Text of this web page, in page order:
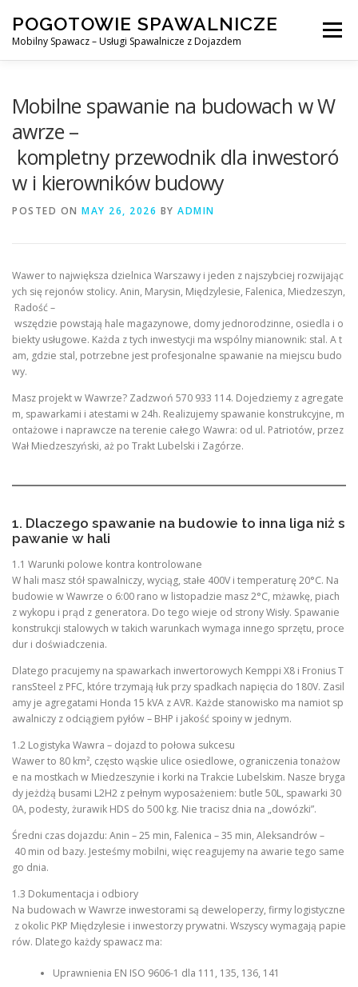
content
POGOTOWIE SPAWALNICZE
Mobilny Spawacz – Usługi Spawalnicze z Dojazdem
Menu
SPAWANIE MIG/MAG (GMAW) NASZE USŁUGI
KONTAKT
Mobilne spawanie na budowach w W
awrze –
kompletny przewodnik dla inwestoró
w i kierowników budowy
POSTED ON MAY 26, 2026 BY ADMIN
Wawer to największa dzielnica Warszawy i jeden z najszybciej rozwijając
ych się rejonów stolicy. Anin, Marysin, Międzylesie, Falenica, Miedzeszyn,
Radość –
wszędzie powstają hale magazynowe, domy jednorodzinne, osiedla i o
biekty usługowe. Każda z tych inwestycji ma wspólny mianownik: stal. A t
am, gdzie stal, potrzebne jest profesjonalne spawanie na miejscu budo
wy.
Masz projekt w Wawrze? Zadzwoń 570 933 114. Dojedziemy z agregate
m, spawarkami i atestami w 24h. Realizujemy spawanie konstrukcyjne, m
ontażowe i naprawcze na terenie całego Wawra: od ul. Patriotów, przez
Wał Miedzeszyński, aż po Trakt Lubelski i Zagórze.
1. Dlaczego spawanie na budowie to inna liga niż s
pawanie w hali
1.1 Warunki polowe kontra kontrolowane
W hali masz stół spawalniczy, wyciąg, stałe 400V i temperaturę 20°C. Na
budowie w Wawrze o 6:00 rano w listopadzie masz 2°C, mżawkę, piach
z wykopu i prąd z generatora. Do tego wieje od strony Wisły. Spawanie
konstrukcji stalowych w takich warunkach wymaga innego sprzętu, proce
dur i doświadczenia.
Dlatego pracujemy na spawarkach inwertorowych Kemppi X8 i Fronius T
ransSteel z PFC, które trzymają łuk przy spadkach napięcia do 180V. Zasil
amy je agregatami Honda 15 kVA z AVR. Każde stanowisko ma namiot sp
awalniczy z odciągiem pyłów – BHP i jakość spoiny w jednym.
1.2 Logistyka Wawra – dojazd to połowa sukcesu
Wawer to 80 km², często wąskie ulice osiedlowe, ograniczenia tonażow
e na mostkach w Miedzeszynie i korki na Trakcie Lubelskim. Nasze bryga
dy jeżdżą busami L2H2 z pełnym wyposażeniem: butle 50L, spawarki 30
0A, podesty, żurawik HDS do 500 kg. Nie tracisz dnia na „dowózki”.
Średni czas dojazdu: Anin – 25 min, Falenica – 35 min, Aleksandrów –
40 min od bazy. Jesteśmy mobilni, więc reagujemy na awarie tego same
go dnia.
1.3 Dokumentacja i odbiory
Na budowach w Wawrze inwestorami są deweloperzy, firmy logistyczne
z okolic PKP Międzylesie i inwestorzy prywatni. Wszyscy wymagają papie
rów. Dlatego każdy spawacz ma:
Uprawnienia EN ISO 9606-1 dla 111, 135, 136, 141